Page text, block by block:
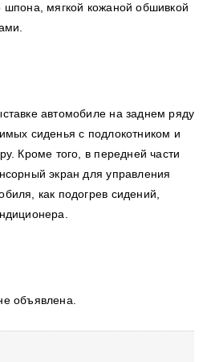
шпона, мягкой кожаной обшивкой
автомобиле на заднем ряду
сиденья с подлокотником и
Кроме того, в передней части
экран для управления
как подогрев сидений,
объявлена.